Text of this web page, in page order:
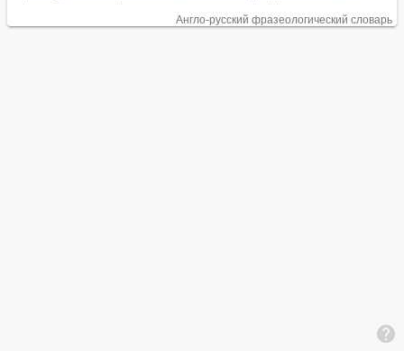
Англо-русский фразеологический словарь